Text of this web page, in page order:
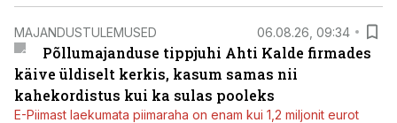
MAJANDUSTULEMUSED 06.08.26, 09:34
Põllumajanduse tippjuhi Ahti Kalde firmades
käive üldiselt kerkis, kasum samas nii
kahekordistus kui ka sulas pooleks
E-Piimast laekumata piimaraha on enam kui 1,2 miljonit eurot